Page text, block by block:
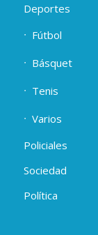
Deportes
Fútbol
Básquet
Tenis
Varios
Policiales
Sociedad
Política